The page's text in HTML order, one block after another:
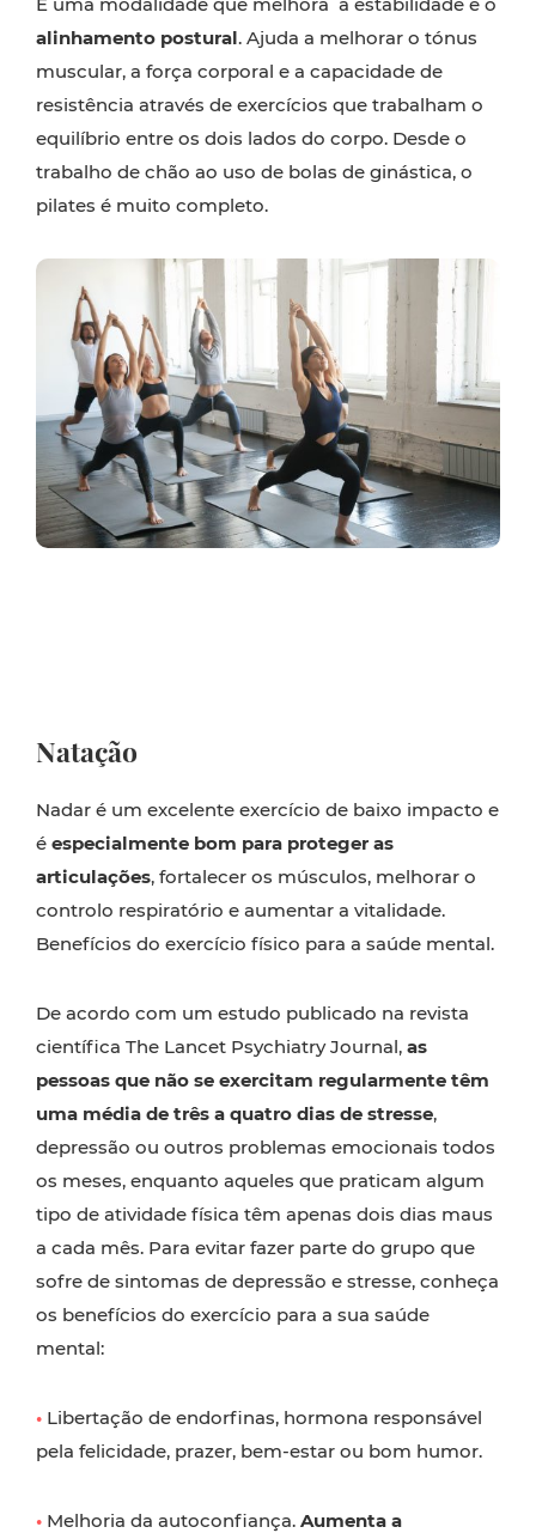
alinhamento postural. Ajuda a melhorar o tónus
muscular, a força corporal e a capacidade de
resistência através de exercícios que trabalham o
equilíbrio entre os dois lados do corpo. Desde o
trabalho de chão ao uso de bolas de ginástica, o
pilates é muito completo.
Natação
Nadar é um excelente exercício de baixo impacto e
é especialmente bom para proteger as
articulações, fortalecer os músculos, melhorar o
controlo respiratório e aumentar a vitalidade.
Benefícios do exercício físico para a saúde mental.
De acordo com um estudo publicado na revista
científica The Lancet Psychiatry Journal, as
pessoas que não se exercitam regularmente têm
uma média de três a quatro dias de stresse,
depressão ou outros problemas emocionais todos
os meses, enquanto aqueles que praticam algum
tipo de atividade física têm apenas dois dias maus
a cada mês. Para evitar fazer parte do grupo que
sofre de sintomas de depressão e stresse, conheça
os benefícios do exercício para a sua saúde
mental:
• Libertação de endorfinas, hormona responsável
pela felicidade, prazer, bem-estar ou bom humor.
• Melhoria da autoconfiança. Aumenta a